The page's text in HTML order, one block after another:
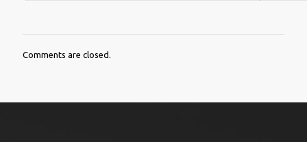
Comments are closed.